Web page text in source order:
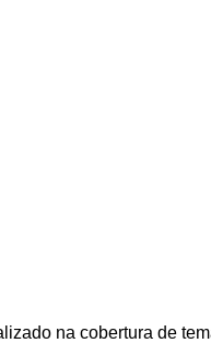
na cobertura de